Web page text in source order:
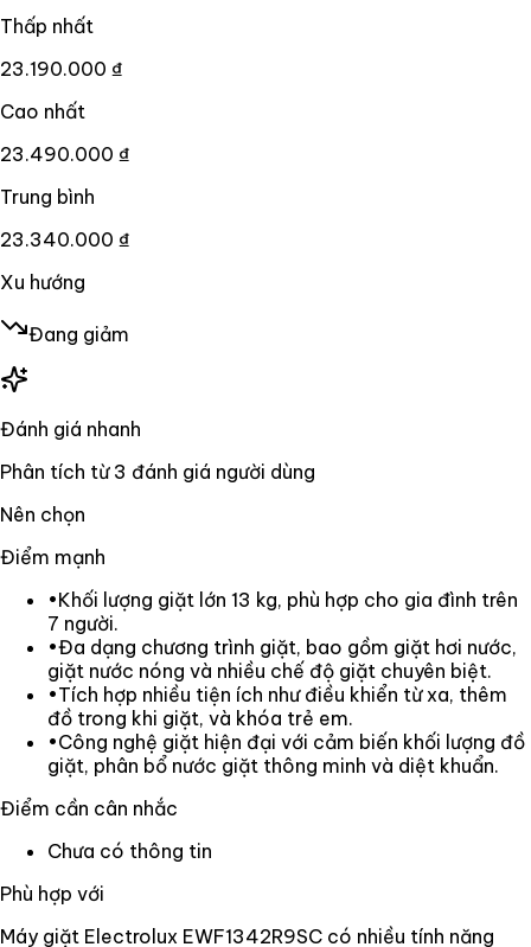
Thấp nhất
23.190.000 ₫
Cao nhất
23.490.000 ₫
Trung bình
23.340.000 ₫
Xu hướng
Đang giảm
Đánh giá nhanh
Phân tích từ 3 đánh giá người dùng
Nên chọn
Điểm mạnh
•Khối lượng giặt lớn 13 kg, phù hợp cho gia đình trên
7 người.
•Đa dạng chương trình giặt, bao gồm giặt hơi nước,
giặt nước nóng và nhiều chế độ giặt chuyên biệt.
•Tích hợp nhiều tiện ích như điều khiển từ xa, thêm
đồ trong khi giặt, và khóa trẻ em.
•Công nghệ giặt hiện đại với cảm biến khối lượng đồ
giặt, phân bổ nước giặt thông minh và diệt khuẩn.
Điểm cần cân nhắc
Chưa có thông tin
Phù hợp với
Máy giặt Electrolux EWF1342R9SC có nhiều tính năng